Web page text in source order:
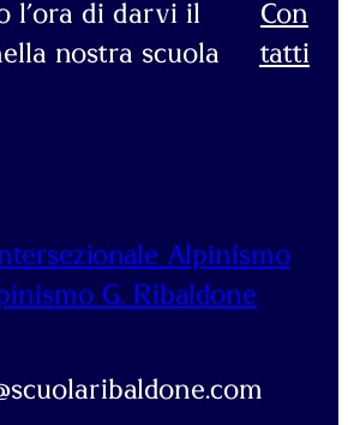
l’ora di darvi il
nostra scuola
Con
tatti
Alpinismo
G. Ribaldone